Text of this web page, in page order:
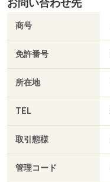
お問い合わせ先
商号
免許番号
所在地
TEL
取引態様
管理コード